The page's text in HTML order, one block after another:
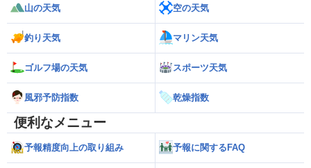
山の天気 空の天気
釣り天気 マリン天気
ゴルフ場の天気 スポーツ天気
風邪予防指数 乾燥指数
便利なメニュー
予報精度向上の取り組み 予報に関するFAQ